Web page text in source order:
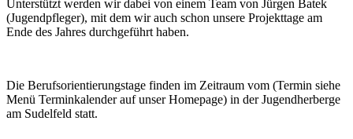
Unterstützt werden wir dabei von einem Team von Jürgen Batek
(Jugendpfleger), mit dem wir auch schon unsere Projekttage am
Ende des Jahres durchgeführt haben.
Die Berufsorientierungstage finden im Zeitraum vom (Termin siehe
Menü Terminkalender auf unser Homepage) in der Jugendherberge
am Sudelfeld statt.